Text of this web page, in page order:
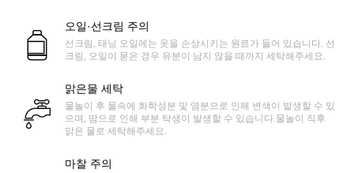
오일·선크림 주의
선크림, 태닝 오일에는 옷을 손상시키는 원료가 들어 있습니다. 선
크림, 오일이 묻은 경우 유분이 남지 않을 때까지 세탁해주세요.
맑은물 세탁
물놀이 후 물속에 화학성분 및 염분으로 인해 변색이 발생할 수 있
으며, 땀으로 인해 부분 탁생이 발생할 수 있습니다.물놀이 직후
맑은 물로 세탁해주세요.
마찰 주의